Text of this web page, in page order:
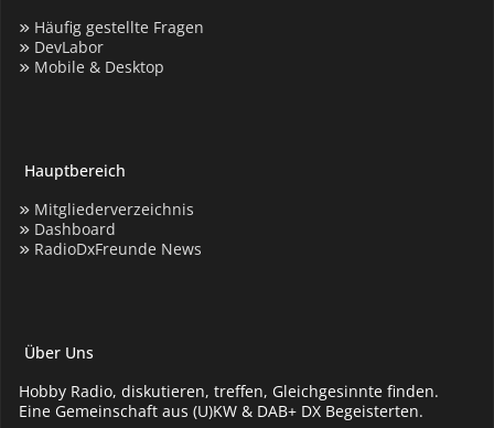
Häufig gestellte Fragen
DevLabor
Mobile & Desktop
Hauptbereich
Mitgliederverzeichnis
Dashboard
RadioDxFreunde News
Über Uns
Hobby Radio, diskutieren, treffen, Gleichgesinnte finden.
Eine Gemeinschaft aus (U)KW & DAB+ DX Begeisterten.